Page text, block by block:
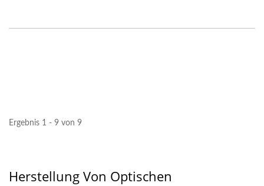
Ergebnis 1 - 9 von 9
Herstellung Von Optischen